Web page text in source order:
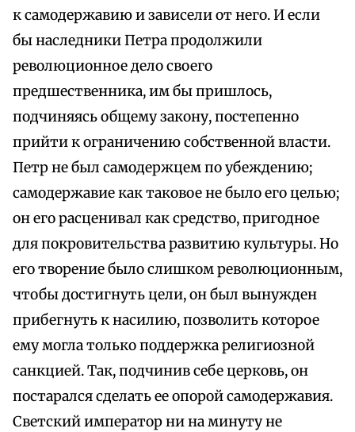
к самодержавию и зависели от него. И если
бы наследники Петра продолжили
революционное дело своего
предшественника, им бы пришлось,
подчиняясь общему закону, постепенно
прийти к ограничению собственной власти.
Петр не был самодержцем по убеждению;
самодержавие как таковое не было его целью;
он его расценивал как средство, пригодное
для покровительства развитию культуры. Но
его творение было слишком революционным,
чтобы достигнуть цели, он был вынужден
прибегнуть к насилию, позволить которое
ему могла только поддержка религиозной
санкцией. Так, подчинив себе церковь, он
постарался сделать ее опорой самодержавия.
Светский император ни на минуту не